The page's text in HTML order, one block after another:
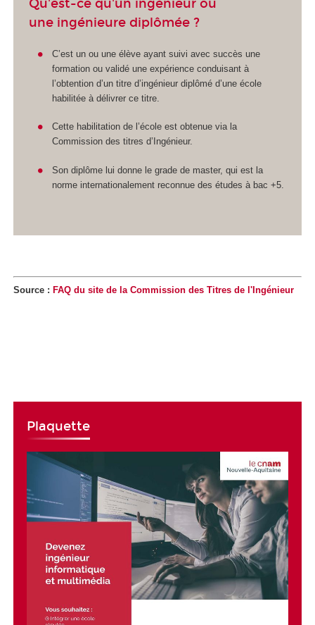
Qu'est-ce qu'un ingénieur ou
une ingénieure diplômée ?
C’est un ou une élève ayant suivi avec succès une
formation ou validé une expérience conduisant à
l’obtention d’un titre d’ingénieur diplômé d’une école
habilitée à délivrer ce titre.
Cette habilitation de l’école est obtenue via la
Commission des titres d’Ingénieur.
Son diplôme lui donne le grade de master, qui est la
norme internationalement reconnue des études à bac +5.
Source : FAQ du site de la Commission des Titres de l'Ingénieur
Plaquette